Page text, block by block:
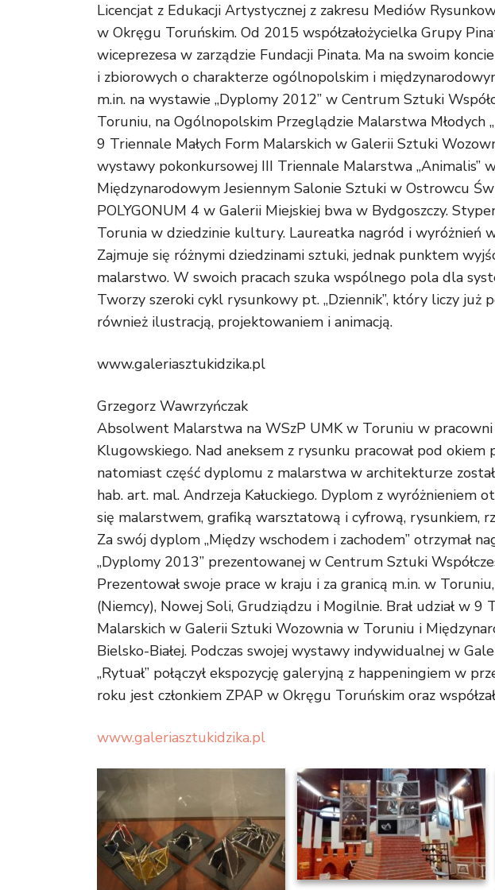
Licencjat z Edukacji Artystycznej z zakresu Mediów
w Okręgu Toruńskim. Od 2015 współzałożycielka Grupy
wiceprezesa w zarządzie Fundacji Pinata. Ma na swoim
i zbiorowych o charakterze ogólnopolskim i
m.in. na wystawie „Dyplomy 2012” w Centrum Sztuki
Toruniu, na Ogólnopolskim Przeglądzie Malarstwa Młodych
9 Triennale Małych Form Malarskich w Galerii Sztuki
wystawy pokonkursowej III Triennale Malarstwa „Animalis”
Międzynarodowym Jesiennym Salonie Sztuki w Ostrowcu
POLYGONUM 4 w Galerii Miejskiej bwa w Bydgoszczy.
Torunia w dziedzinie kultury. Laureatka nagród i wyróżnień
Zajmuje się różnymi dziedzinami sztuki, jednak punktem
malarstwo. W swoich pracach szuka wspólnego pola dla
Tworzy szeroki cykl rysunkowy pt. „Dziennik”, który liczy już
również ilustracją, projektowaniem i animacją.
www.galeriasztukidzika.pl
Grzegorz Wawrzyńczak
Absolwent Malarstwa na WSzP UMK w Toruniu w
Klugowskiego. Nad aneksem z rysunku pracował pod okiem
natomiast część dyplomu z malarstwa w architekturze
hab. art. mal. Andrzeja Kałuckiego. Dyplom z wyróżnieniem
się malarstwem, grafiką warsztatową i cyfrową, rysunkiem,
Za swój dyplom „Między wschodem i zachodem” otrzymał
„Dyplomy 2013” prezentowanej w Centrum Sztuki
Prezentował swoje prace w kraju i za granicą m.in. w
(Niemcy), Nowej Soli, Grudziądzu i Mogilnie. Brał udział w 9
Malarskich w Galerii Sztuki Wozownia w Toruniu i
Bielsko-Białej. Podczas swojej wystawy indywidualnej w
„Rytuał” połączył ekspozycję galeryjną z happeningiem w
roku jest członkiem ZPAP w Okręgu Toruńskim oraz
www.galeriasztukidzika.pl